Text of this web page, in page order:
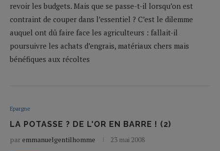
revoir les budgets. Mais que se passe-t-il lorsqu’on est
contraint de couper dans l’essentiel ? C’est le dilemme
auquel ont dû faire face les agriculteurs : fallait-il
poursuivre les achats d’engrais, matériaux chers mais
bénéfiques aux récoltes
Epargne
LA POTASSE ? DE L'OR EN BARRE ! (2)
paremmanuelgentilhomme 23 mai 2008